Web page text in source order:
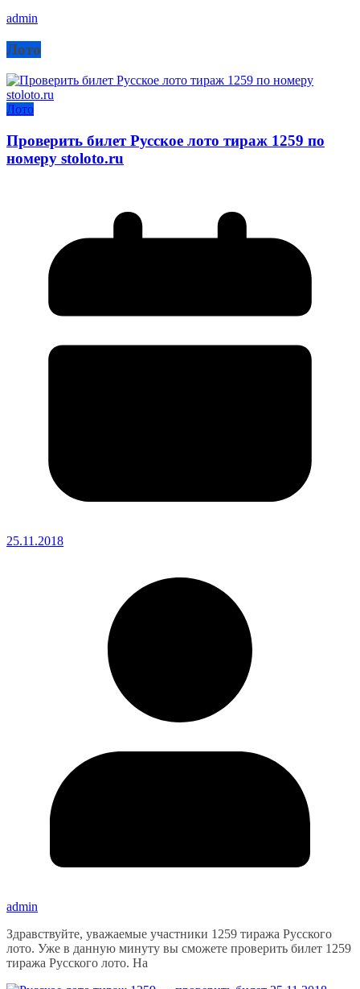
admin
Лото
Лото
Проверить билет Русское лото тираж 1259 по
номеру stoloto.ru
25.11.2018
admin
Здравствуйте, уважаемые участники 1259 тиража Русского
лото. Уже в данную минуту вы сможете проверить билет 1259
тиража Русского лото. На